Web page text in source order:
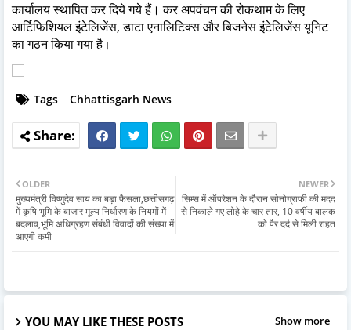
कार्यालय स्थापित कर दिये गये हैं। कर अपवंचन की रोकथाम के लिए
आर्टिफिशियल इंटेलिजेंस, डाटा एनालिटिक्स और बिजनेस इंटेलिजेंस यूनिट
का गठन किया गया है ।
Tags Chhattisgarh News
NEWER
सिम्स में ऑपरेशन के दौरान सोनोग्राफी की मदद
से निकाले गए लोहे के चार तार, 10 वर्षीय बालक
को पैर दर्द से मिली राहत
OLDER
मुख्यमंत्री विष्णुदेव साय का बड़ा फैसला,छत्तीसगढ़
में कृषि भूमि के बाजार मूल्य निर्धारण के नियमों में
बदलाव,भूमि अधिग्रहण संबंधी विवादों की संख्या में
आएगी कमी
YOU MAY LIKE THESE POSTS Show more